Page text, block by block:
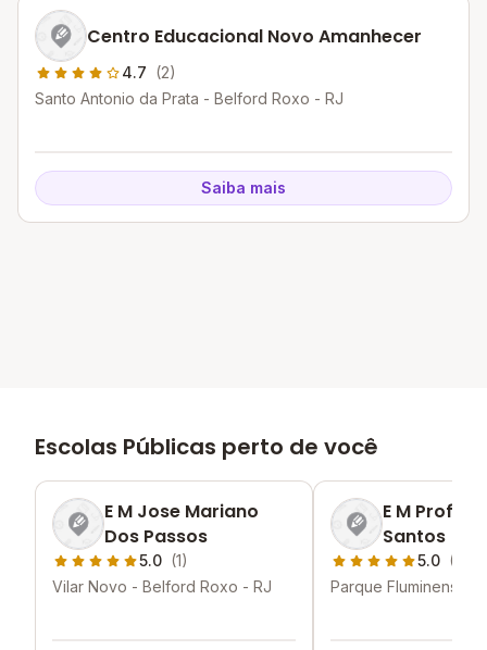
Centro Educacional Novo Amanhecer
4.7 (2)
Santo Antonio da Prata - Belford Roxo - RJ
Saiba mais
Escolas Públicas perto de você
E M Jose Mariano
Dos Passos
5.0 (1)
Vilar Novo - Belford Roxo - RJ
E M
Santos
5.0 (1)
Parque Fluminense -